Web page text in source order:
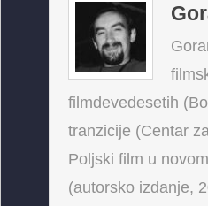
filmdevedesetih
tranzicije (Centar
Poljski film u
(autorsko izdanje,